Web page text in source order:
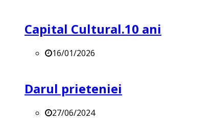
Capital Cultural.10 ani
16/01/2026
Darul prieteniei
27/06/2024